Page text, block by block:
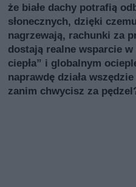
że białe dachy potrafią
słonecznych, dzięki
nagrzewają, rachunki za
dostają realne wsparcie
ciepła” i globalnym
naprawdę działa
zanim chwycisz za